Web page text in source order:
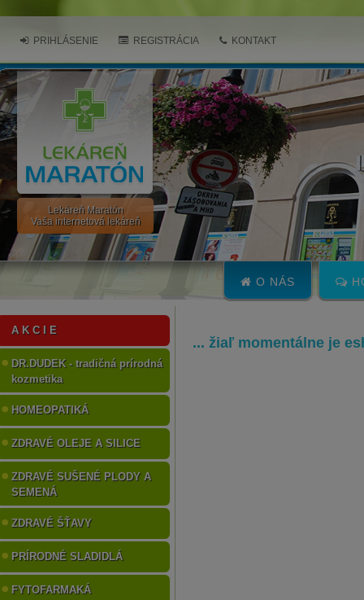
Lekáreň Maratón
Vaša internetová lekáreň
PRIHLÁSENIE REGISTRÁCIA KONTAKT
O NÁS
A K C I E
DR.DUDEK - tradičná prírodná
kozmetika
HOMEOPATIKÁ
ZDRAVÉ OLEJE A SILICE
ZDRAVÉ SUŠENÉ PLODY A
SEMENÁ
ZDRAVÉ ŠŤAVY
PRÍRODNÉ SLADIDLÁ
FYTOFARMAKÁ
... žiaľ momentálne je